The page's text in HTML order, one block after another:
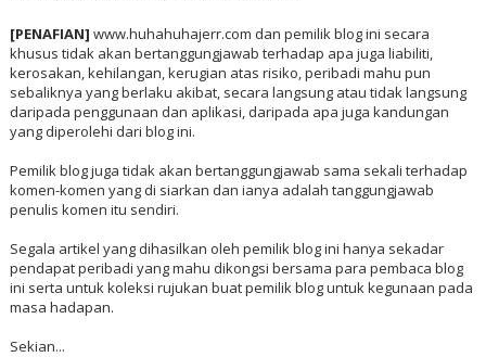
[PENAFIAN] www.huhahuhajerr.com dan pemilik blog ini secara
khusus tidak akan bertanggungjawab terhadap apa juga liabiliti,
kerosakan, kehilangan, kerugian atas risiko, peribadi mahu pun
sebaliknya yang berlaku akibat, secara langsung atau tidak langsung
daripada penggunaan dan aplikasi, daripada apa juga kandungan
yang diperolehi dari blog ini.
Pemilik blog juga tidak akan bertanggungjawab sama sekali terhadap
komen-komen yang di siarkan dan ianya adalah tanggungjawab
penulis komen itu sendiri.
Segala artikel yang dihasilkan oleh pemilik blog ini hanya sekadar
pendapat peribadi yang mahu dikongsi bersama para pembaca blog
ini serta untuk koleksi rujukan buat pemilik blog untuk kegunaan pada
masa hadapan.
Sekian...